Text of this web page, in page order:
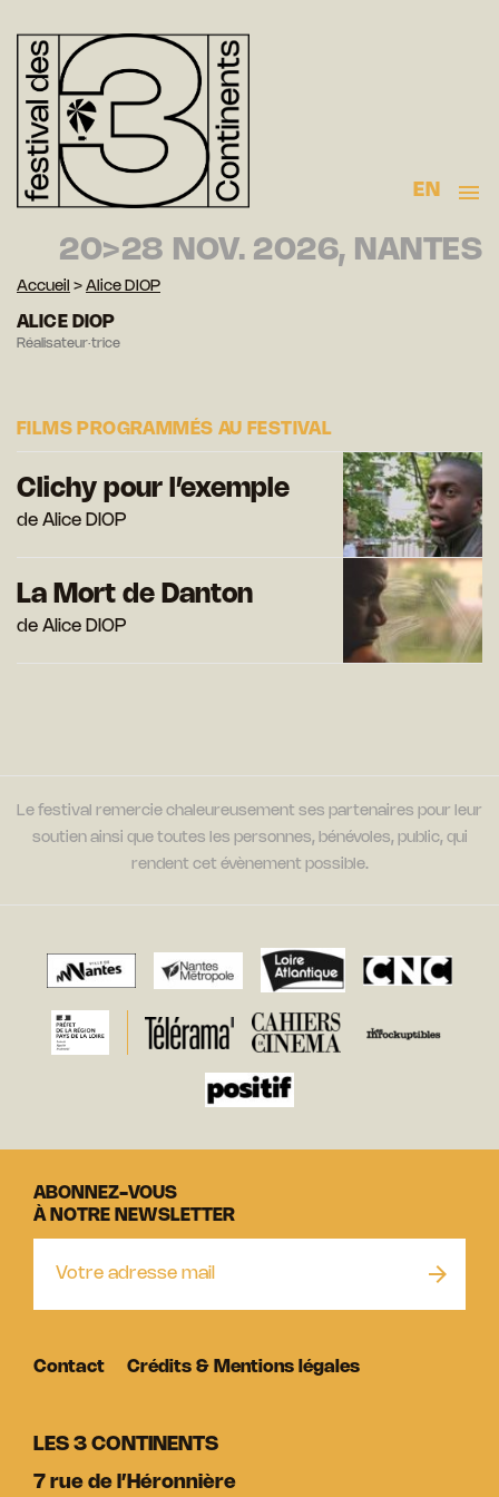
EN
20>28 NOV. 2026, NANTES
Accueil > Alice DIOP
ALICE DIOP
Réalisateur·trice
FILMS PROGRAMMÉS AU FESTIVAL
Clichy pour l’exemple
de Alice DIOP
La Mort de Danton
de Alice DIOP
Le festival remercie chaleureusement ses partenaires pour leur
soutien ainsi que toutes les personnes, bénévoles, public, qui
rendent cet évènement possible.
LES 3 CONTINENTS
7 rue de l’Héronnière
ABONNEZ-VOUS
À NOTRE NEWSLETTER
Contact Crédits & Mentions légales